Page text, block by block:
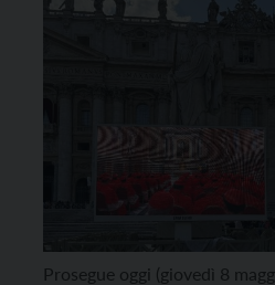
Prosegue oggi (giovedì 8